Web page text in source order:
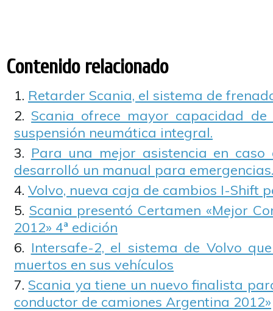
Contenido relacionado
Retarder Scania, el sistema de
Scania ofrece mayor capacidad
suspensión neumática integral.
Para una mejor asistencia en caso
desarrolló un manual para emergencias.
Volvo, nueva caja de cambios I-Shift
Scania presentó Certamen «Mejor
2012» 4ª edición
Intersafe-2, el sistema de Volvo
muertos en sus vehículos
Scania ya tiene un nuevo finalista
conductor de camiones Argentina 2012»